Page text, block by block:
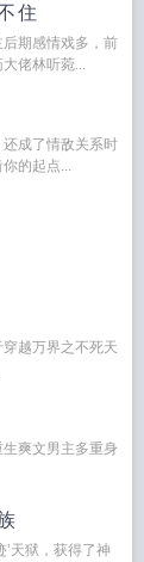
住
期感情戏多，前
佬林听菀...
还成了情敌关系时
的起点...
越万界之不死天
爽文男主多重身
天狱，获得了神